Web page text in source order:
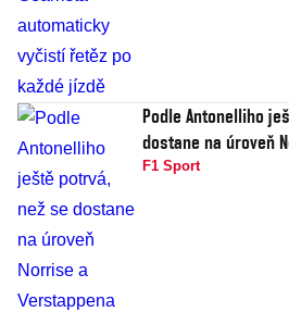
Podle Antonelliho
dostane na úroveň
F1 Sport